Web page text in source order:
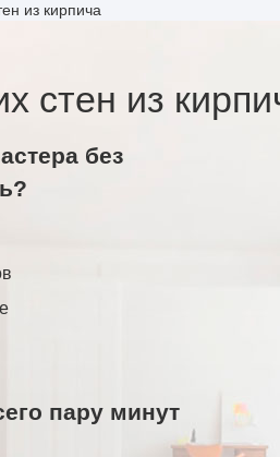
из кирпича
стен из
без
пару минут